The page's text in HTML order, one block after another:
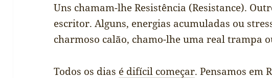
Uns chamam-lhe Resistência (Resistance).
escritor. Alguns, energias acumuladas ou
charmoso calão, chamo-lhe uma real trampa
Todos os dias é difícil começar. Pensamos em